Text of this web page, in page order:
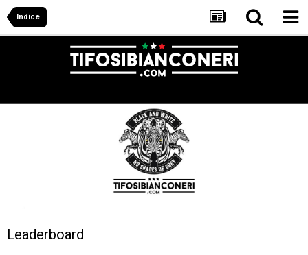
Indice
Leaderboard